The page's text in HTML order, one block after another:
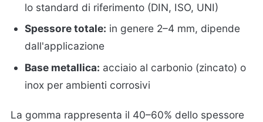
lo standard di riferimento (DIN, ISO, UNI)
Spessore totale: in genere 2–4 mm, dipende
dall'applicazione
Base metallica: acciaio al carbonio (zincato) o
inox per ambienti corrosivi
La gomma rappresenta il 40–60% dello spessore